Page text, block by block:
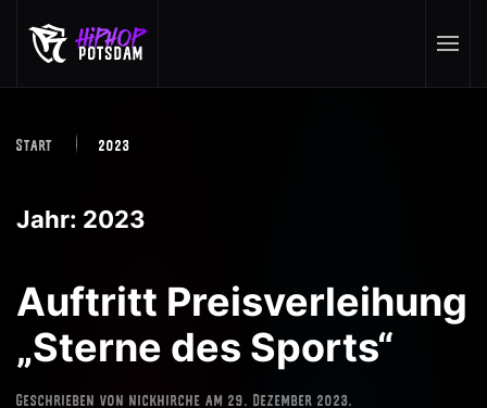
Skip to main content
Start 2023
Jahr: 2023
Auftritt Preisverleihung
„Sterne des Sports“
Geschrieben von nickhirche am 29. Dezember 2023.